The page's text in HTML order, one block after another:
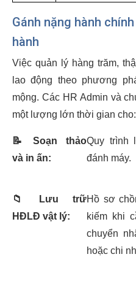
Gánh nặng hành
hành
Việc quản lý hàng trăm,
lao động theo phương
mộng. Các HR Admin và
một lượng lớn thời gian cho:
📝
Soạn thảo
và in ấn:
Quy trình
đánh máy.
📁
Lưu trữ
HĐLĐ vật lý:
Hồ sơ
kiếm khi
chuyển
hoặc chi